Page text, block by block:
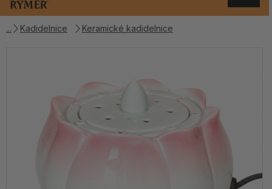
Kadidelnice Keramické kadidelnice